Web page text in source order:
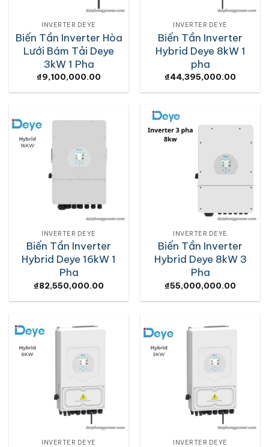
INVERTER DEYE
Biến Tần Inverter Hòa
Lưới Bám Tải Deye
3kW 1 Pha
₫9,100,000.00
INVERTER DEYE
Biến Tần Inverter
Hybrid Deye 8kW 1
pha
₫44,395,000.00
INVERTER DEYE
Biến Tần Inverter
Hybrid Deye 16kW 1
Pha
₫82,550,000.00
INVERTER DEYE
Biến Tần Inverter
Hybrid Deye 8kW 3
Pha
₫55,000,000.00
INVERTER DEYE INVERTER DEYE